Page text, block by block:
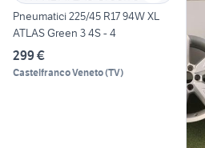
Pneumatici 225/45 R17 94W XL
ATLAS Green 3 4S - 4
299 €
Castelfranco Veneto(TV)